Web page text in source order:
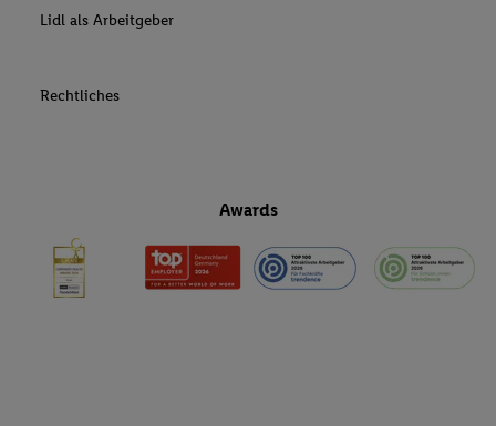
Lidl als Arbeitgeber
Rechtliches
Awards